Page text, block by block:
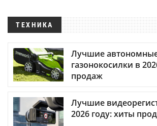
ТЕХНИКА
Лучшие
газонокосилки в
продаж
Лучшие
2026 году: хиты